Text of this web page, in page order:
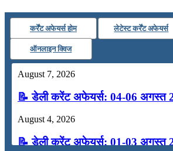
कर्रेंट अफेयर्स होम लेटेस्ट कर्रेंट अफेयर्स
ऑनलाइन क्विज
August 7, 2026
📝 डेली करेंट अफेयर्स: 04-06 अगस्त
August 4, 2026
📝 डेली करेंट अफेयर्स: 01-03 अगस्त